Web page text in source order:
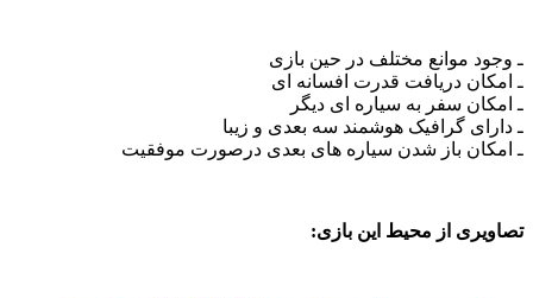
موانع مختلف در حین بازی
دریافت قدرت افسانه ای
سفر به سیاره ای دیگر
گرافیک هوشمند سه بعدی و زیبا
باز شدن سیاره های بعدی درصورت موفقیت
از محیط این بازی: